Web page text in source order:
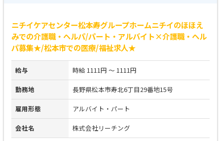
ニチイケアセンター松本寿グループホームニチイのほほえ
みでの介護職・ヘルパ/パート・アルバイト×介護職・ヘル
パ募集★/松本市での医療/福祉求人★
給与 時給 1111円 ～ 1111円
勤務地 長野県松本市寿北6丁目29番地15号
雇用形態 アルバイト・パート
会社名 株式会社リーチング